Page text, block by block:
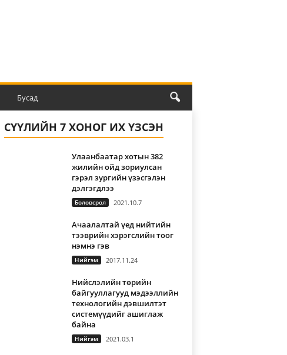
Бусад
СҮҮЛИЙН 7 ХОНОГ ИХ ҮЗСЭН
Улаанбаатар хотын 382
жилийн ойд зориулсан
гэрэл зургийн үзэсгэлэн
дэлгэгдлээ
Боловсрол 2021.10.7
Ачаалалтай үед нийтийн
тээврийн хэрэгслийн тоог
нэмнэ гэв
Нийгэм 2017.11.24
Нийслэлийн төрийн
байгууллагууд мэдээллийн
технологийн дэвшилтэт
системүүдийг ашиглаж
байна
Нийгэм 2021.03.1